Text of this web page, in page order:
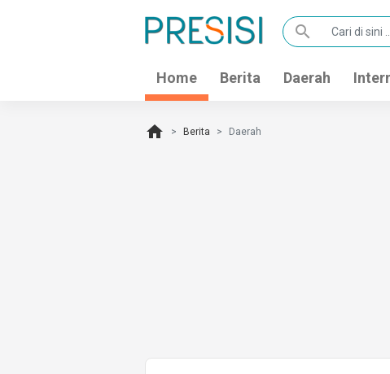
search
Home Berita Daerah
home Berita Daerah